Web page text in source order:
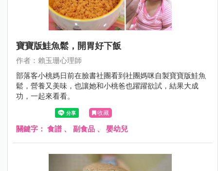
寶寶版鮭魚鬆，開胃好下飯
作者：賴玉珊心理師
部落客小桃媽日前在臉書社團看到社團媽咪自製寶寶版鮭魚
鬆，營養又美味，也讓她和小桃爸也躍躍欲試，結果大成
功，一起來看看。
收藏
關鍵字： 食譜 、 副食品 、 嬰幼兒